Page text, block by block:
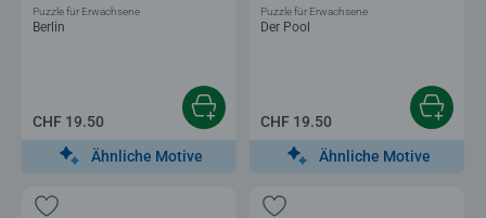
Berlin
Puzzle für Erwachsene
CHF 19.50
Ähnliche Motive
Der Pool
Puzzle für Erwachsene
CHF 19.50
Ähnliche Motive